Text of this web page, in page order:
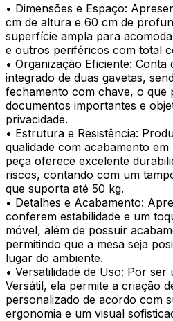
• Dimensões e Espaço:
cm de altura e 60 cm de
superfície ampla para
e outros periféricos com total
• Organização Eficiente: Conta
integrado de duas gavetas,
fechamento com chave, o que
documentos importantes e
privacidade.
• Estrutura e Resistência:
qualidade com acabamento
peça oferece excelente
riscos, contando com um
que suporta até 50 kg.
• Detalhes e Acabamento:
conferem estabilidade e um
móvel, além de possuir
permitindo que a mesa seja
lugar do ambiente.
• Versatilidade de Uso: Por
Versátil, ela permite a criação
personalizado de acordo com
ergonomia e um visual